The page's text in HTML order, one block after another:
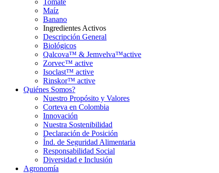
Maíz
Banano
Ingredientes Activos
Descripción General
Biológicos
Qalcova™ & Jemvelva™active
Zorvec™ active
Isoclast™ active
Rinskor™ active
Quiénes Somos?
Nuestro Propósito y Valores
Corteva en Colombia
Innovación
Nuestra Sostenibilidad
Declaración de Posición
Índ. de Seguridad Alimentaria
Responsabilidad Social
Diversidad e Inclusión
Agronomía